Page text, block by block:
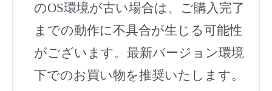
のOS環境が古い場合は、ご購入完了
までの動作に不具合が生じる可能性
がございます。最新バージョン環境
下でのお買い物を推奨いたします。